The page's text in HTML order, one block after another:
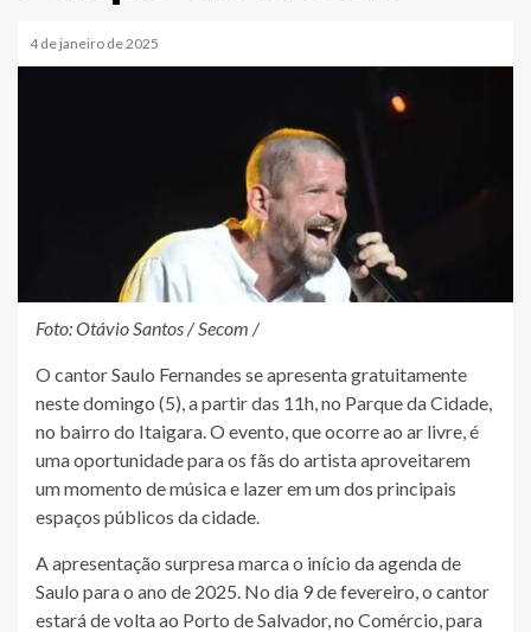
4 de janeiro de 2025
Foto: Otávio Santos / Secom /
O cantor Saulo Fernandes se apresenta gratuitamente
neste domingo (5), a partir das 11h, no Parque da Cidade,
no bairro do Itaigara. O evento, que ocorre ao ar livre, é
uma oportunidade para os fãs do artista aproveitarem
um momento de música e lazer em um dos principais
espaços públicos da cidade.
A apresentação surpresa marca o início da agenda de
Saulo para o ano de 2025. No dia 9 de fevereiro, o cantor
estará de volta ao Porto de Salvador, no Comércio, para